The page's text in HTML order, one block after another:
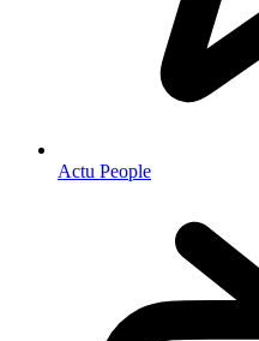
Actu People